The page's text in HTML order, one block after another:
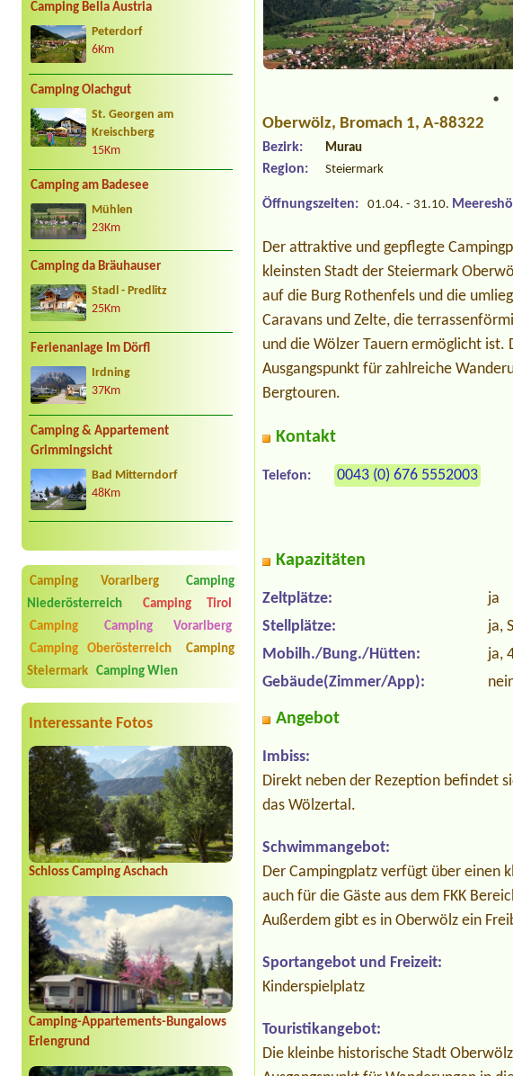
Camping Bella Austria
Peterdorf
6Km
Camping Olachgut
St. Georgen am
Kreischberg
15Km
Camping am Badesee
Mühlen
23Km
Camping da Bräuhauser
Stadl - Predlitz
25Km
Ferienanlage Im Dörfl
Irdning
37Km
Camping & Appartement
Grimmingsicht
Bad Mitterndorf
48Km
Camping Vorarlberg
Camping
Niederösterreich
Camping Tirol
Camping
Camping Vorarlberg
Camping Oberösterreich
Camping
Steiermark Camping Wien
Interessante Fotos
Schloss Camping Aschach
Camping-Appartements-Bungalows
Erlengrund
Oberwölz, Bromach 1, A-88322
Bezirk: Murau
Region: Steiermark
Öffnungszeiten: 01.04. - 31.10.
Der attraktive und gepflegte
kleinsten Stadt der Steiermark
auf die Burg Rothenfels und die
Caravans und Zelte, die
und die Wölzer Tauern ermöglicht ist.
Ausgangspunkt für zahlreiche
Bergtouren.
Kontakt
Telefon: 0043 (0) 676 5552003
Kapazitäten
Zeltplätze:
ja
Stellplätze:
ja,
Mobilh./Bung./Hütten:
ja,
Gebäude(Zimmer/App):
Angebot
Imbiss:
Direkt neben der Rezeption befindet
das Wölzertal.
Schwimmangebot:
Der Campingplatz verfügt über einen
auch für die Gäste aus dem FKK
Außerdem gibt es in Oberwölz ein
Sportangebot und Freizeit:
Kinderspielplatz
Touristikangebot:
Die kleinbe historische Stadt